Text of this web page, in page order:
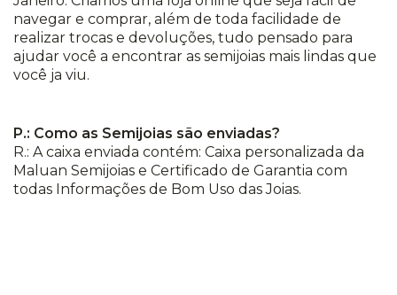
navegar e comprar, além de toda facilidade de
realizar trocas e devoluções, tudo pensado para
ajudar você a encontrar as semijoias mais lindas que
você ja viu.
P.: Como as Semijoias são enviadas?
R.: A caixa enviada contém: Caixa personalizada da
Maluan Semijoias e Certificado de Garantia com
todas Informações de Bom Uso das Joias.